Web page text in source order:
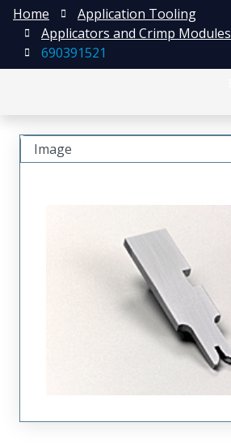
Home
Application Tooling
Applicators and Crimp Modules
690391521
Image